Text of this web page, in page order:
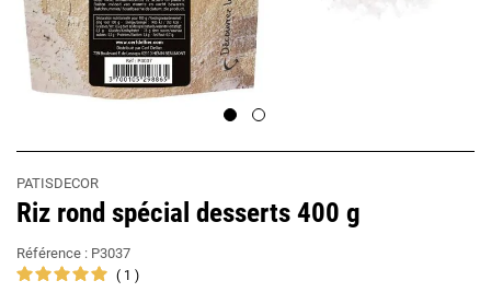
PATISDECOR
Riz rond spécial desserts 400 g
Référence : P3037
1